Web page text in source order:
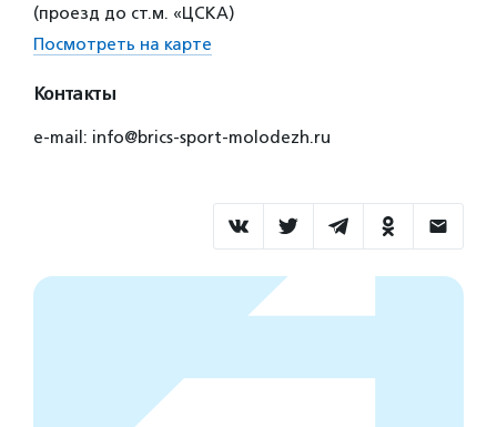
(проезд до ст.м. «ЦСКА)
Посмотреть на карте
Контакты
e-mail: info@brics-sport-molodezh.ru